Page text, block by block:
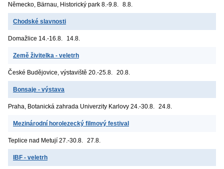
Německo, Bärnau, Historický park 8.-9.8. 8.8.
Chodské slavnosti
Domažlice 14.-16.8. 14.8.
Země živitelka - veletrh
České Budějovice, výstaviště 20.-25.8. 20.8.
Bonsaje - výstava
Praha, Botanická zahrada Univerzity Karlovy 24.-30.8. 24.8.
Mezinárodní horolezecký filmový festival
Teplice nad Metují 27.-30.8. 27.8.
IBF - veletrh